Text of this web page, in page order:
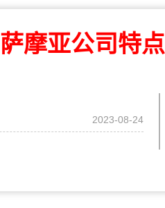
萨摩亚公司特点
2023-08-24